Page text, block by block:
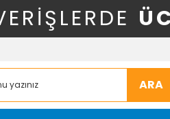
ARA